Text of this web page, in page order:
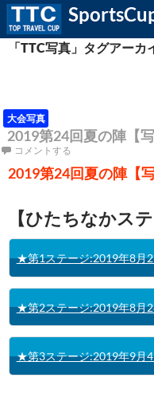
検
コ
ン
キ
ッ
プ
「TTC写真」タグアーカ
大会写真
2019第24回夏の陣【写
コメントする
2019第24回夏の陣【写
【ひたちなかステ
★第1ステージ:2019年8月
★第2ステージ:2019年8月
★第3ステージ:2019年9月4